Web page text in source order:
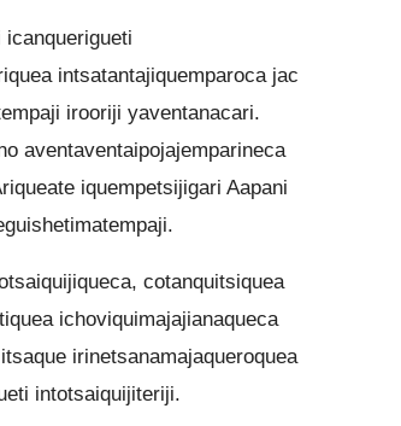
icanquerigueti
intsatantajiquemparoca jac
irooriji yaventanacari.
aventaventaipojajemparineca
iquempetsijigari Aapani
cotanquitsiquea
ichoviquimajajianaqueca
irinetsanamajaqueroquea
intotsaiquijiteriji.